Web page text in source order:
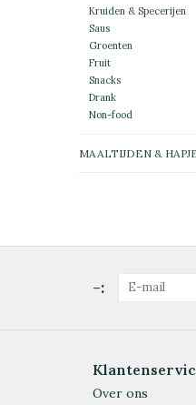
Kruiden & Specerijen
Saus
Groenten
Fruit
Snacks
Drank
Non-food
MAALTIJDEN &
-:
Over ons